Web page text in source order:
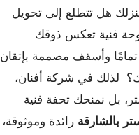
هل تتطلع إلى تحويل
فنية تعكس ذوقك
وأسقف مصممة بإتقان
لذلك في شركة أفنان،
بل نمنحك تحفة فنية
بالشارقة رائدة وموثوقة،